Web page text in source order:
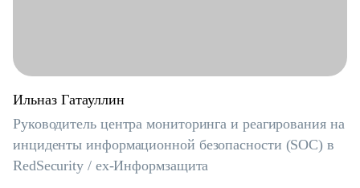
Ильназ Гатауллин
Руководитель центра мониторинга и реагирования на
инциденты информационной безопасности (SOC) в
RedSecurity / ex-Информзащита